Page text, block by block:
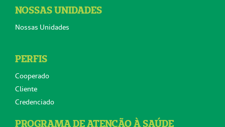
NOSSAS UNIDADES
Nossas Unidades
PERFIS
Cooperado
Cliente
Credenciado
PROGRAMA DE ATENÇÃO À SAÚDE